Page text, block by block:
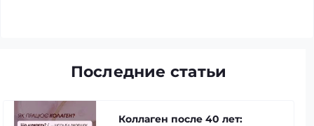
Последние статьи
Коллаген после 40 лет: